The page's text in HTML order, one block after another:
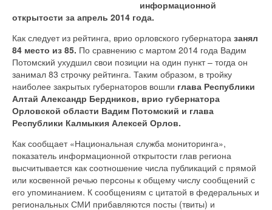
информационной
открытости за апрель 2014 года.
Как следует из рейтинга, врио орловского губернатора занял
84 место из 85. По сравнению с мартом 2014 года Вадим
Потомский ухудшил свои позиции на один пункт – тогда он
занимал 83 строчку рейтинга. Таким образом, в тройку
наиболее закрытых губернаторов вошли глава Республики
Алтай Александр Бердников, врио губернатора
Орловской области Вадим Потомский и глава
Республики Калмыкия Алексей Орлов.
Как сообщает «Национальная служба мониторинга»,
показатель информационной открытости глав региона
высчитывается как соотношение числа публикаций с прямой
или косвенной речью персоны к общему числу сообщений с
его упоминанием. К сообщениям с цитатой в федеральных и
региональных СМИ прибавляются посты (твиты) и